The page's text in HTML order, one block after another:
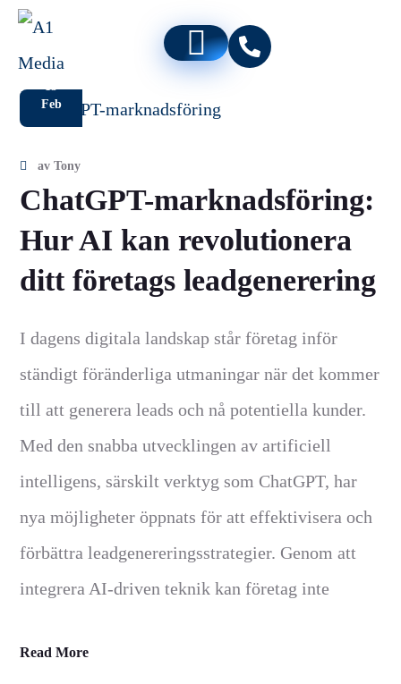
13
Feb
avTony
ChatGPT-marknadsföring:
Hur AI kan revolutionera
ditt företags leadgenerering
I dagens digitala landskap står företag inför
ständigt föränderliga utmaningar när det kommer
till att generera leads och nå potentiella kunder.
Med den snabba utvecklingen av artificiell
intelligens, särskilt verktyg som ChatGPT, har
nya möjligheter öppnats för att effektivisera och
förbättra leadgenereringsstrategier. Genom att
integrera AI-driven teknik kan företag inte
Read More